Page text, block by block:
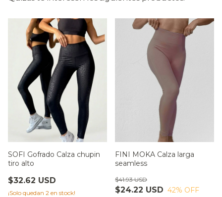
SOFI Gofrado Calza chupin
tiro alto
$32.62 USD
¡Solo quedan 2 en stock!
FINI MOKA Calza larga
seamless
$24.22 USD
$41.93 USD
42% OFF